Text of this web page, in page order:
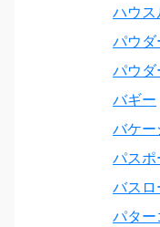
ハウ
パウ
パウ
バギー
バケ
パスポ
バス
パター